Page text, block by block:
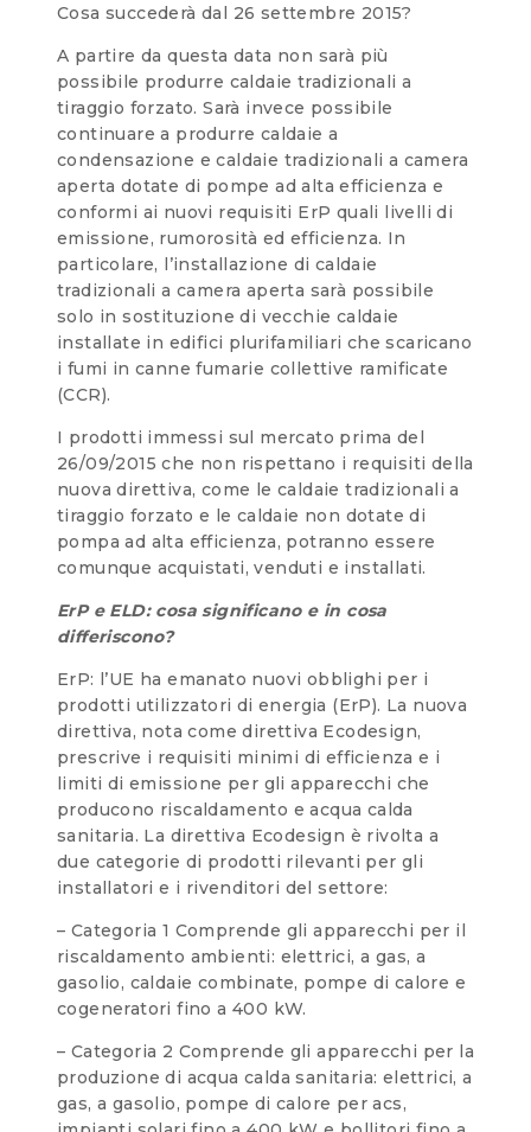
Cosa succederà dal 26 settembre 2015?
A partire da questa data non sarà più
possibile produrre caldaie tradizionali a
tiraggio forzato. Sarà invece possibile
continuare a produrre caldaie a
condensazione e caldaie tradizionali a camera
aperta dotate di pompe ad alta efficienza e
conformi ai nuovi requisiti ErP quali livelli di
emissione, rumorosità ed efficienza. In
particolare, l’installazione di caldaie
tradizionali a camera aperta sarà possibile
solo in sostituzione di vecchie caldaie
installate in edifici plurifamiliari che scaricano
i fumi in canne fumarie collettive ramificate
(CCR).
I prodotti immessi sul mercato prima del
26/09/2015 che non rispettano i requisiti della
nuova direttiva, come le caldaie tradizionali a
tiraggio forzato e le caldaie non dotate di
pompa ad alta efficienza, potranno essere
comunque acquistati, venduti e installati.
ErP e ELD: cosa significano e in cosa
differiscono?
ErP: l’UE ha emanato nuovi obblighi per i
prodotti utilizzatori di energia (ErP). La nuova
direttiva, nota come direttiva Ecodesign,
prescrive i requisiti minimi di efficienza e i
limiti di emissione per gli apparecchi che
producono riscaldamento e acqua calda
sanitaria. La direttiva Ecodesign è rivolta a
due categorie di prodotti rilevanti per gli
installatori e i rivenditori del settore:
– Categoria 1 Comprende gli apparecchi per il
riscaldamento ambienti: elettrici, a gas, a
gasolio, caldaie combinate, pompe di calore e
cogeneratori fino a 400 kW.
– Categoria 2 Comprende gli apparecchi per la
produzione di acqua calda sanitaria: elettrici, a
gas, a gasolio, pompe di calore per acs,